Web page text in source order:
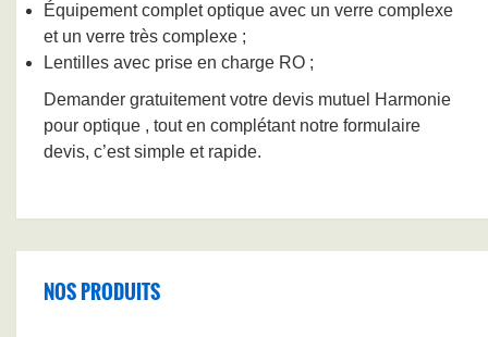
Équipement complet optique avec un verre complexe
et un verre très complexe ;
Lentilles avec prise en charge RO ;
Demander gratuitement votre devis mutuel Harmonie
pour optique , tout en complétant notre formulaire
devis, c’est simple et rapide.
NOS PRODUITS